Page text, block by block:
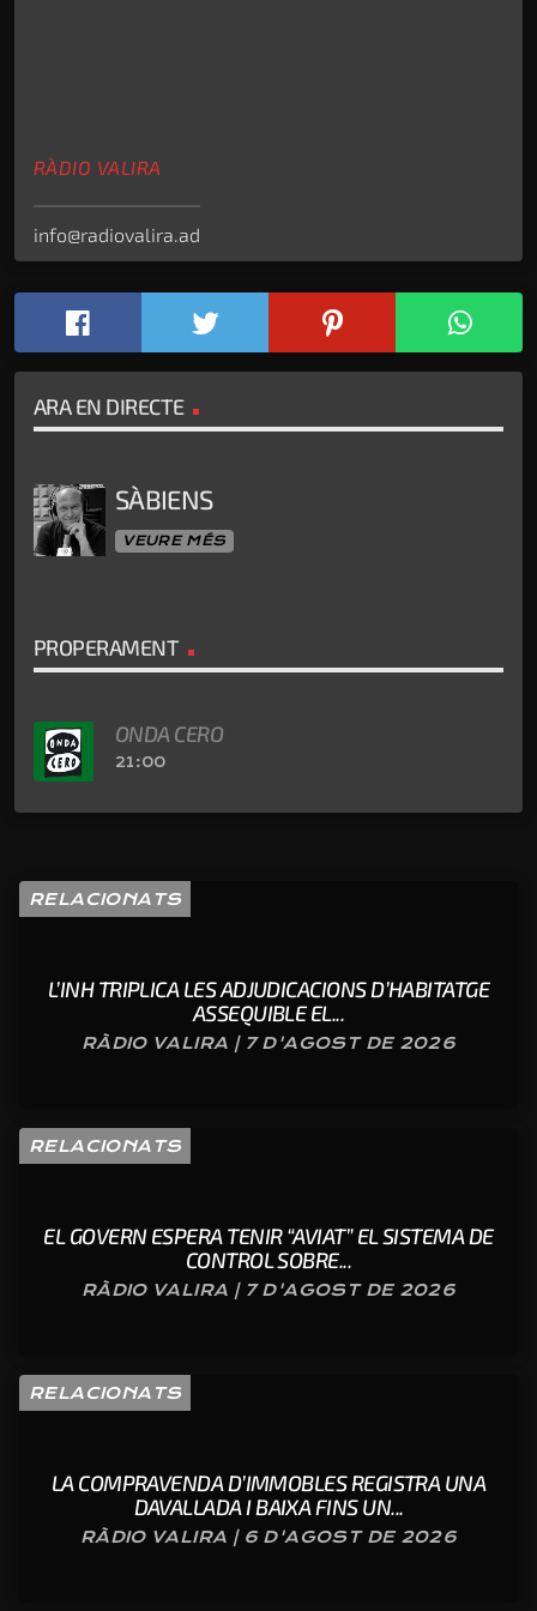
RÀDIO VALIRA
info@radiovalira.ad
ARA EN DIRECTE
SÀBIENS
VEURE MÉS
PROPERAMENT
ONDA CERO
21:00
RELACIONATS
L’INH TRIPLICA LES ADJUDICACIONS D’HABITATGE
ASSEQUIBLE EL...
RÀDIO VALIRA | 7 D'AGOST DE 2026
RELACIONATS
EL GOVERN ESPERA TENIR “AVIAT” EL SISTEMA DE
CONTROL SOBRE...
RÀDIO VALIRA | 7 D'AGOST DE 2026
RELACIONATS
LA COMPRAVENDA D’IMMOBLES REGISTRA UNA
DAVALLADA I BAIXA FINS UN...
RÀDIO VALIRA | 6 D'AGOST DE 2026